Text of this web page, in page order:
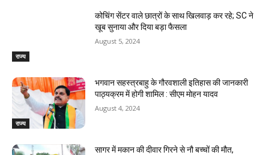
राज्य
कोचिंग सेंटर वाले छात्रों के साथ खिलवाड़ कर रहे; SC ने
खूब सुनाया और दिया बड़ा फैसला
August 5, 2024
राज्य
भगवान सहस्त्रबाहु के गौरवशाली इतिहास की जानकारी
पाठ्यक्रम में होगी शामिल : सीएम मोहन यादव
August 4, 2024
सागर में मकान की दीवार गिरने से नौ बच्चों की मौत,